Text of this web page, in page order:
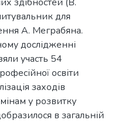
для
А. Меграбяна.
дослідженні
участь 54
освіти
заходів
у розвитку
в загальній